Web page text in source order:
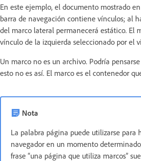
En este ejemplo, el documento mostrado
barra de navegación contiene vínculos; al
del marco lateral permanecerá estático. El
vínculo de la izquierda seleccionado por el
Un marco no es un archivo. Podría
esto no es así. El marco es el contenedor
Nota
La palabra página puede utilizarse
navegador en un momento
frase “una página que utiliza marcos”